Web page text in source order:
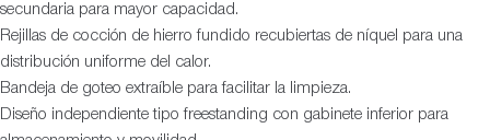
secundaria para mayor capacidad.
Rejillas de cocción de hierro fundido recubiertas de níquel para una
distribución uniforme del calor.
Bandeja de goteo extraíble para facilitar la limpieza.
Diseño independiente tipo freestanding con gabinete inferior para